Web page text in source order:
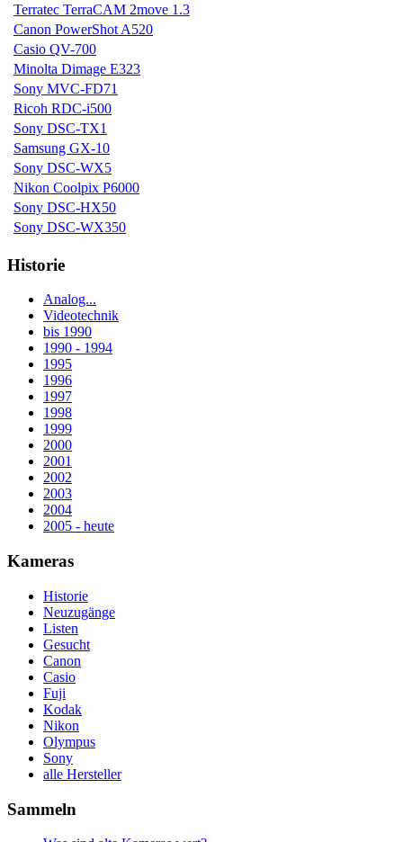
Terratec TerraCAM 2move 1.3
Canon PowerShot A520
Casio QV-700
Minolta Dimage E323
Sony MVC-FD71
Ricoh RDC-i500
Sony DSC-TX1
Samsung GX-10
Sony DSC-WX5
Nikon Coolpix P6000
Sony DSC-HX50
Sony DSC-WX350
Historie
Analog...
Videotechnik
bis 1990
1990 - 1994
1995
1996
1997
1998
1999
2000
2001
2002
2003
2004
2005 - heute
Kameras
Historie
Neuzugänge
Listen
Gesucht
Canon
Casio
Fuji
Kodak
Nikon
Olympus
Sony
alle Hersteller
Sammeln